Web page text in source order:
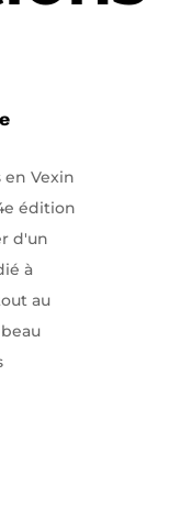
en Vexin
édition
d'un
à
au